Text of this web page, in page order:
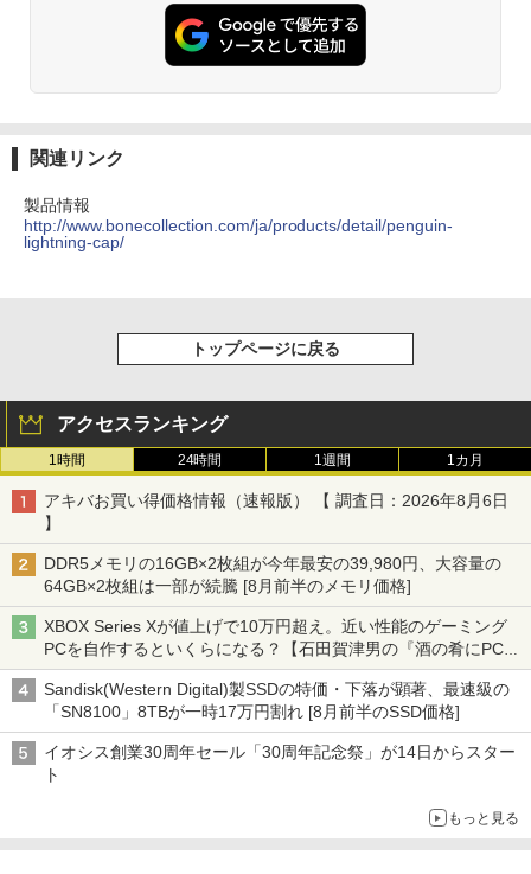
関連リンク
製品情報
http://www.bonecollection.com/ja/products/detail/penguin-
lightning-cap/
トップページに戻る
アクセスランキング
1時間 24時間 1週間 1カ月
アキバお買い得価格情報（速報版） 【 調査日：2026年8月6日
】
DDR5メモリの16GB×2枚組が今年最安の39,980円、大容量の
64GB×2枚組は一部が続騰 [8月前半のメモリ価格]
XBOX Series Xが値上げで10万円超え。近い性能のゲーミング
PCを自作するといくらになる？【石田賀津男の『酒の肴にPCゲ
ーム』】
Sandisk(Western Digital)製SSDの特価・下落が顕著、最速級の
「SN8100」8TBが一時17万円割れ [8月前半のSSD価格]
イオシス創業30周年セール「30周年記念祭」が14日からスター
ト
もっと見る